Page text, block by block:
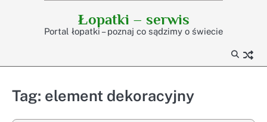
Łopatki – serwis
Portal łopatki – poznaj co sądzimy o świecie
Tag: element dekoracyjny